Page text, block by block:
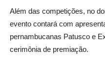
Além das competições, no
evento contará com
pernambucanas Patusco e
cerimônia de premiação.